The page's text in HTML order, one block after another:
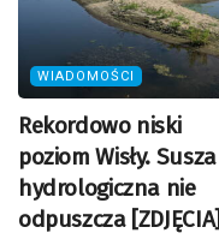
WIADOMOŚCI
Rekordowo niski
poziom Wisły. Susza
hydrologiczna nie
odpuszcza [ZDJĘCIA]